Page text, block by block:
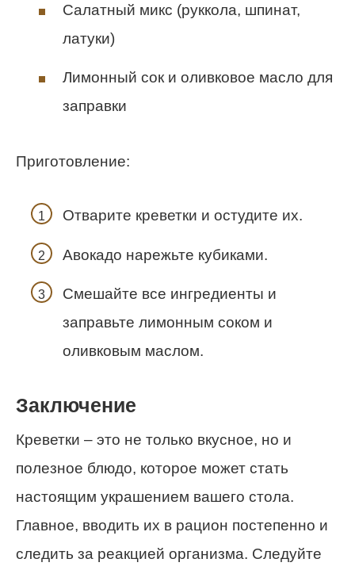
Салатный микс (руккола, шпинат,
латуки)
Лимонный сок и оливковое масло для
заправки
Приготовление:
Отварите креветки и остудите их.
Авокадо нарежьте кубиками.
Смешайте все ингредиенты и
заправьте лимонным соком и
оливковым маслом.
Заключение
Креветки – это не только вкусное, но и
полезное блюдо, которое может стать
настоящим украшением вашего стола.
Главное, вводить их в рацион постепенно и
следить за реакцией организма. Следуйте